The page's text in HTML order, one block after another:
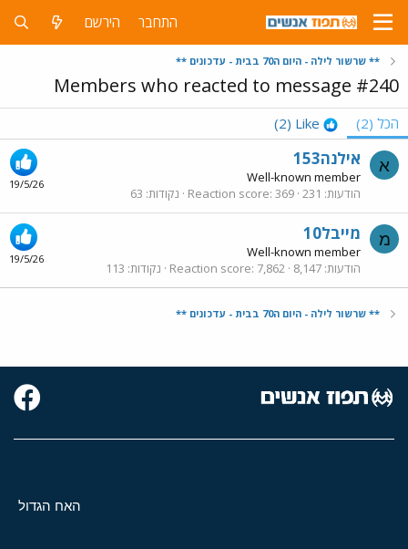
התחבר הירשם
** שרשור לילה - היום ה70 בבית - עדכונים **
Members who reacted to message #240
הכל (2)
Like
(2)
א
19/5/26
אילנה153
Well-known member
הודעות 231
Reaction score 369 נקודות 63
מ
19/5/26
מייבל10
Well-known member
הודעות 8,147
Reaction score 7,862 נקודות 113
** שרשור לילה - היום ה70 בבית - עדכונים **
האח הגדול